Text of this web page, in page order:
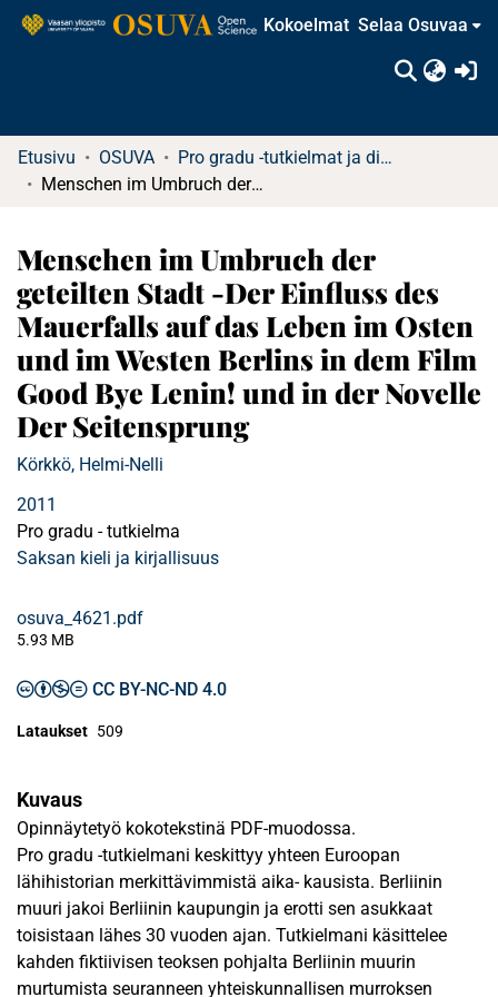
Kokoelmat Selaa Osuvaa
Etusivu OSUVA
Pro gradu -tutkielmat ja diplomityöt
Menschen im Umbruch der geteilten Stadt -Der Einfluss des Mauerfalls auf das Leben im Osten und im Westen Berlins in dem Film Good Bye Lenin! und in der Novelle Der Seitensprung
Menschen im Umbruch der
geteilten Stadt -Der Einfluss des
Mauerfalls auf das Leben im Osten
und im Westen Berlins in dem Film
Good Bye Lenin! und in der Novelle
Der Seitensprung
Körkkö, Helmi-Nelli
2011
Pro gradu - tutkielma
Saksan kieli ja kirjallisuus
osuva_4621.pdf
5.93 MB
CC BY-NC-ND 4.0
Lataukset 509
Kuvaus
Opinnäytetyö kokotekstinä PDF-muodossa.
Pro gradu -tutkielmani keskittyy yhteen Euroopan
lähihistorian merkittävimmistä aika- kausista. Berliinin
muuri jakoi Berliinin kaupungin ja erotti sen asukkaat
toisistaan lähes 30 vuoden ajan. Tutkielmani käsittelee
kahden fiktiivisen teoksen pohjalta Berliinin muurin
murtumista seuranneen yhteiskunnallisen murroksen